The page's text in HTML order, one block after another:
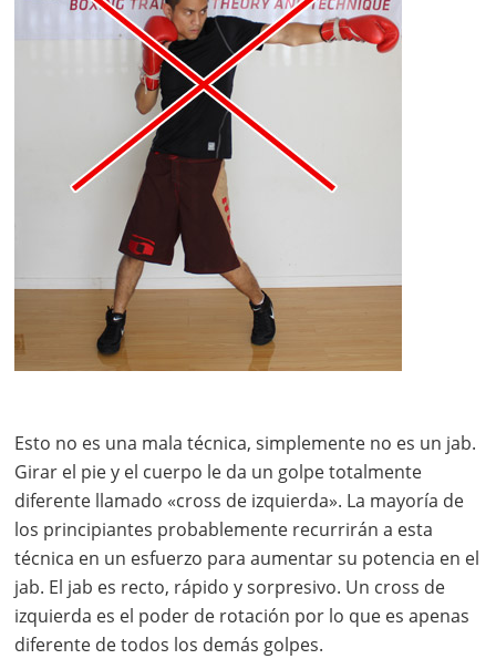
Esto no es una mala técnica, simplemente no es un jab.
Girar el pie y el cuerpo le da un golpe totalmente
diferente llamado «cross de izquierda». La mayoría de
los principiantes probablemente recurrirán a esta
técnica en un esfuerzo para aumentar su potencia en el
jab. El jab es recto, rápido y sorpresivo. Un cross de
izquierda es el poder de rotación por lo que es apenas
diferente de todos los demás golpes.